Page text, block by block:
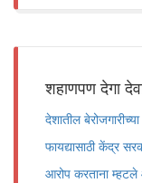
शहाणपण देगा
देशातील
फायद्यासाठी केंद्र
आरोप करताना म्हटले